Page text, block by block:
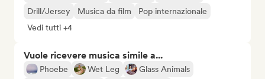
Drill/Jersey
Musica da film
Pop internazionale
Vedi tutti +4
Vuole ricevere musica simile a...
Phoebe Wet Leg
Glass Animals